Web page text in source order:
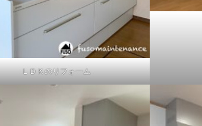
ＬＤＫのリフォーム